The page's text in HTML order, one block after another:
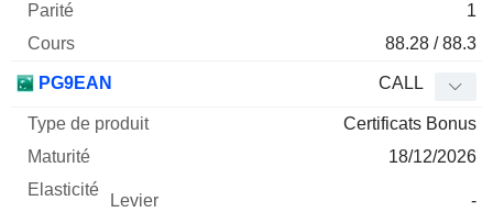
1
88.28 / 88.3
PG9EAN CALL
Certificats Bonus
18/12/2026
-